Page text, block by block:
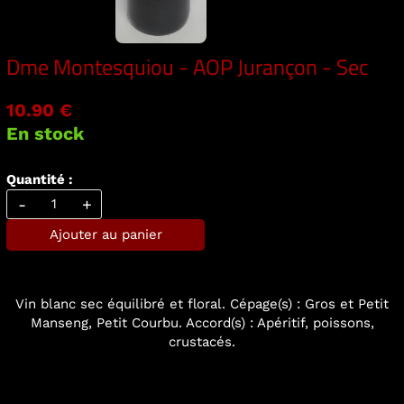
Dme Montesquiou - AOP Jurançon - Sec
10.90 €
En stock
Quantité :
- +
Ajouter au panier
Vin blanc sec équilibré et floral. Cépage(s) : Gros et Petit
Manseng, Petit Courbu. Accord(s) : Apéritif, poissons,
crustacés.